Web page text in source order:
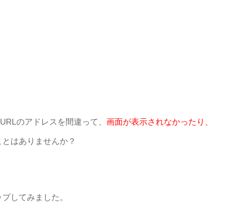
のアドレスを間違って、 画面が表示されなかったり、
とはありませんか？
してみました。